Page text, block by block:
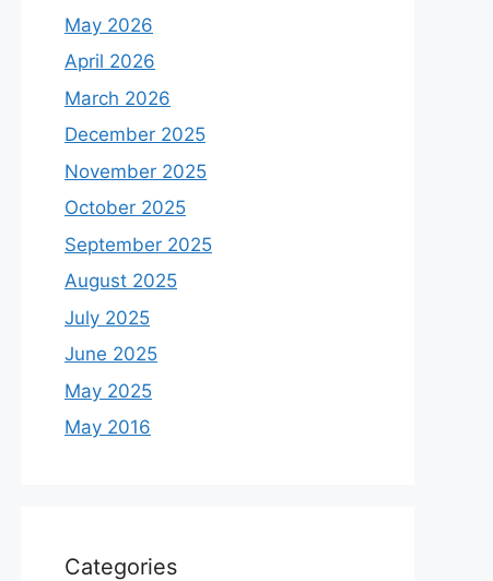
May 2026
April 2026
March 2026
December 2025
November 2025
October 2025
September 2025
August 2025
July 2025
June 2025
May 2025
May 2016
Categories